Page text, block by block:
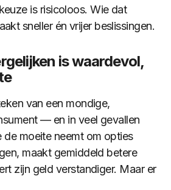
is risicoloos. Wie dat
sneller én vrijer beslissingen.
is waardevol,
van een mondige,
— en in veel gevallen
de moeite neemt om opties
maakt gemiddeld betere
zijn geld verstandiger. Maar er